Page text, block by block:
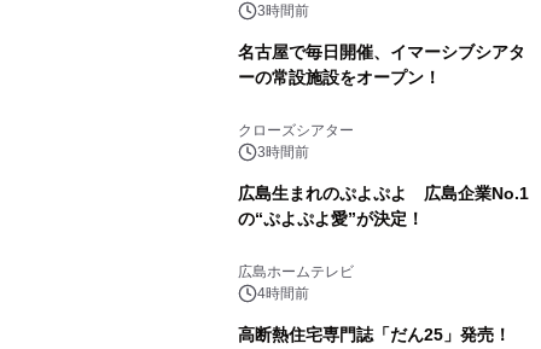
3時間前
名古屋で毎日開催、イマーシブシアタ
ーの常設施設をオープン！
クローズシアター
3時間前
広島生まれのぷよぷよ 広島企業No.1
の“ぷよぷよ愛”が決定！
広島ホームテレビ
4時間前
高断熱住宅専門誌「だん25」発売！